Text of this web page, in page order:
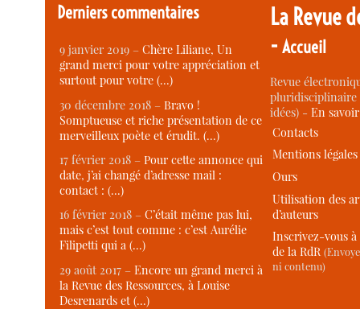
Derniers commentaires
9 janvier 2019 –Chère Liliane, Un
grand merci pour votre appréciation et
surtout pour votre (…)
30 décembre 2018 –Bravo !
Somptueuse et riche présentation de ce
merveilleux poète et érudit. (…)
17 février 2018 –Pour cette annonce qui
date, j’ai changé d’adresse mail :
contact : (…)
16 février 2018 –C’était même pas lui,
mais c’est tout comme : c’est Aurélie
Filipetti qui a (…)
29 août 2017 –Encore un grand merci à
la Revue des Ressources, à Louise
Desrenards et (…)
La Revue
-Accueil
Revue
idées) -En
Contacts
Mentions légales
Ours
Utilisation des
d’auteurs
Inscrivez-vous
de la RdR
ni contenu)